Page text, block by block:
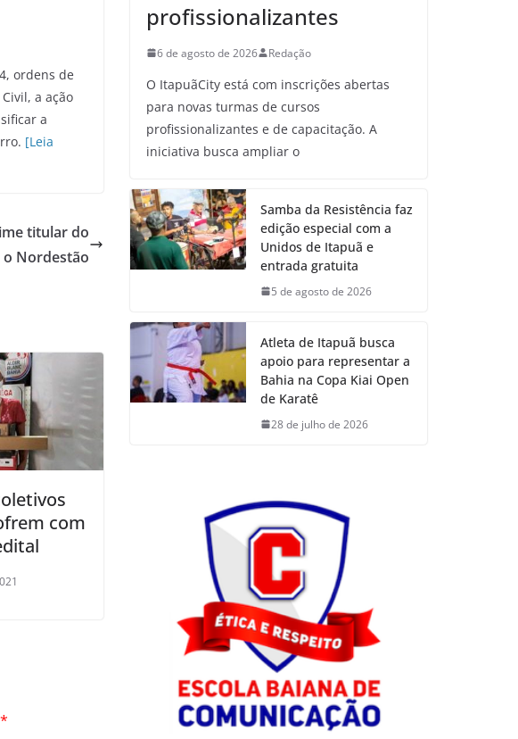
ordens de
a ação
a
[Leia
titular do
o Nordestão
com
*
profissionalizantes
6 de agosto de 2026 Redação
O ItapuãCity está com inscrições abertas
para novas turmas de cursos
profissionalizantes e de capacitação. A
iniciativa busca ampliar o
Samba da Resistência faz
edição especial com a
Unidos de Itapuã e
entrada gratuita
5 de agosto de 2026
Atleta de Itapuã busca
apoio para representar a
Bahia na Copa Kiai Open
de Karatê
28 de julho de 2026